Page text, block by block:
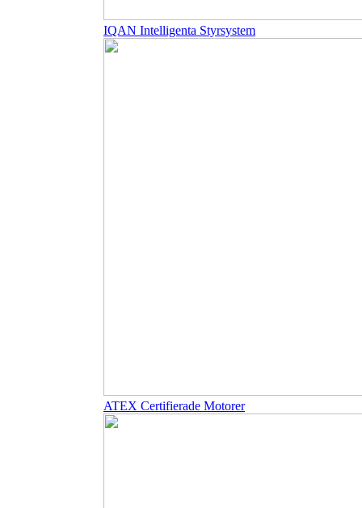
IQAN Intelligenta Styrsystem
ATEX Certifierade Motorer